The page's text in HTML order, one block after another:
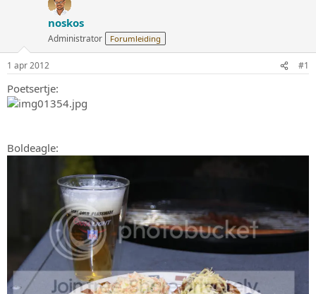
noskos
Administrator Forumleiding
1 apr 2012 #1
Poetsertje:
Boldeagle: